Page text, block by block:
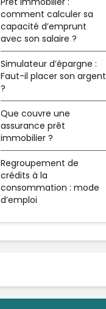
comment calculer sa
capacité d’emprunt
avec son salaire ?
Simulateur d’épargne :
Faut-il placer son argent
?
Que couvre une
assurance prêt
immobilier ?
Regroupement de
crédits à la
consommation : mode
d’emploi